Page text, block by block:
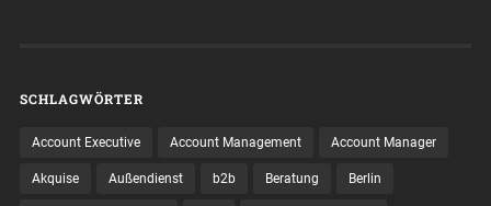
SCHLAGWÖRTER
Account Executive Account Management Account Manager
Akquise Außendienst b2b Beratung Berlin